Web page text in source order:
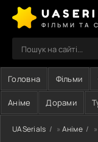
ФІЛЬМИ ТА
Головна Фільми
Аніме Дорами
UASerials » Аніме